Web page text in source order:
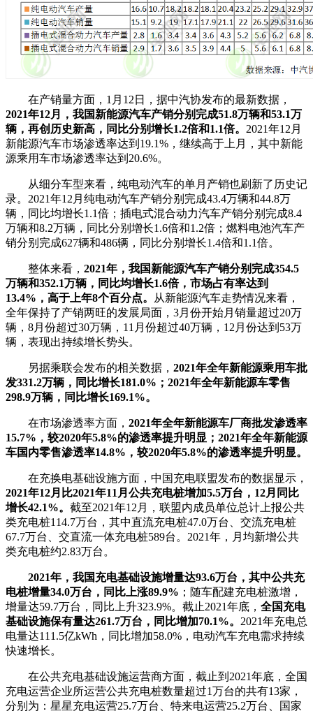
在产销量方面，1月12日，据中汽协发布的最新数据，
2021年12月，我国新能源汽车产销分别完成51.8万辆和53.1万
辆， 再创历史新高，同比分别增长1.2倍和1.1倍。 2021年12月
新能源汽车市场渗透率达到19.1%，继续高于上月，其中新能
源乘用车市场渗透率达到20.6%。
从细分车型来看，纯电动汽车的单月产销也刷新了历史记
录。2021年12月纯电动汽车产销分别完成43.4万辆和44.8万
辆，同比均增长1.1倍；插电式混合动力汽车产销分别完成8.4
万辆和8.2万辆，同比分别增长1.6倍和1.2倍；燃料电池汽车产
销分别完成627辆和486辆，同比分别增长1.4倍和1.1倍。
整体来看， 2021年，我国新能源汽车产销分别完成354.5
万辆和352.1万辆，同比均增长1.6倍，市场占有率达到
13.4%，高于上年8个百分点。
从新能源汽车走势情况来看，
全年保持了产销两旺的发展局面，3月份开始月销量超过20万
辆，8月份超过30万辆，11月份超过40万辆，12月份达到53万
辆，表现出持续增长势头。
另据乘联会发布的相关数据， 2021年全年新能源乘用车批
发331.2万辆，同比增长181.0%；2021年全年新能源车零售
298.9万辆，同比增长169.1%。
在市场渗透率方面， 2021年全年新能源车厂商批发渗透率
15.7%，较2020年5.8%的渗透率提升明显；2021年全年新能源
车国内零售渗透率14.8%，较2020年5.8%的渗透率提升明显。
在充换电基础设施方面，中国充电联盟发布的数据显示，
2021年12月比2021年11月公共充电桩增加5.5万台，12月同比
增长42.1%。 截至2021年12月，联盟内成员单位总计上报公共
类充电桩114.7万台，其中直流充电桩47.0万台、交流充电桩
67.7万台、交直流一体充电桩589台。2021年，月均新增公共
类充电桩约2.83万台。
2021年，我国充电基础设施增量达93.6万台，其中公共充
电桩增量34.0万台，同比上涨89.9% ；随车配建充电桩激增，
增量达59.7万台，同比上升323.9%。截止2021年底， 全国充电
基础设施保有量达261.7万台，同比增加70.1%。 2021年充电总
电量达111.5亿kWh，同比增加58.0%，电动汽车充电需求持续
快速增长。
在公共充电基础设施运营商方面，截止到2021年底，全国
充电运营企业所运营公共充电桩数量超过1万台的共有13家，
分别为：星星充电运营25.7万台、特来电运营25.2万台、国家